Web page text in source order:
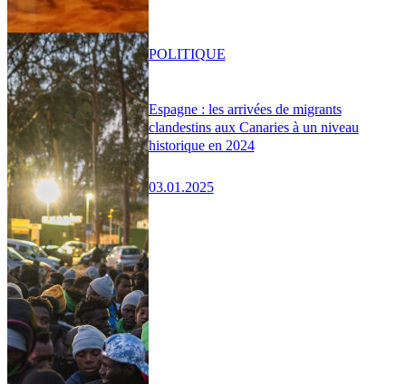
Espagne : les arrivées de migrants
clandestins aux Canaries à un niveau
historique en 2024
03.01.2025
POLITIQUE